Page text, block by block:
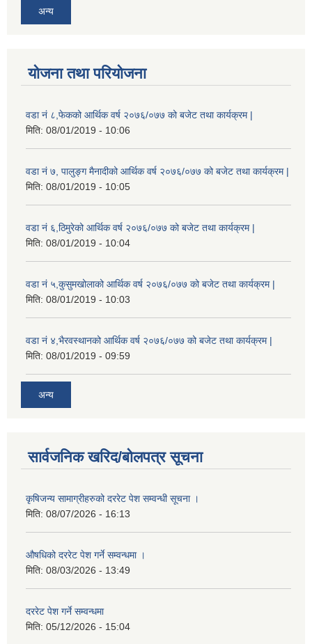
अन्य
योजना तथा परियोजना
वडा नं ८,फेकको आर्थिक वर्ष २०७६/०७७ को बजेट तथा कार्यक्रम |
मिति: 08/01/2019 - 10:06
वडा नं ७, पालुङ्ग मैनादीको आर्थिक वर्ष २०७६/०७७ को बजेट तथा कार्यक्रम |
मिति: 08/01/2019 - 10:05
वडा नं ६,ठिमुरेको आर्थिक वर्ष २०७६/०७७ को बजेट तथा कार्यक्रम |
मिति: 08/01/2019 - 10:04
वडा नं ५,कुसुमखोलाको आर्थिक वर्ष २०७६/०७७ को बजेट तथा कार्यक्रम |
मिति: 08/01/2019 - 10:03
वडा नं ४,भैरवस्थानको आर्थिक वर्ष २०७६/०७७ को बजेट तथा कार्यक्रम |
मिति: 08/01/2019 - 09:59
अन्य
सार्वजनिक खरिद/बोलपत्र सूचना
कृषिजन्य सामाग्रीहरुको दररेट पेश सम्वन्धी सूचना ।
मिति: 08/07/2026 - 16:13
औषधिको दररेट पेश गर्ने सम्वन्धमा ।
मिति: 08/03/2026 - 13:49
दररेट पेश गर्ने सम्वन्धमा
मिति: 05/12/2026 - 15:04